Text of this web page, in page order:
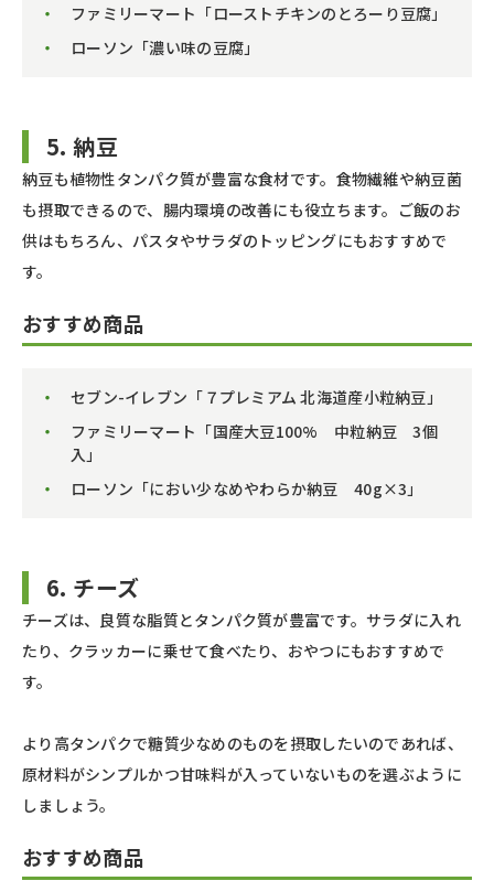
ファミリーマート「ローストチキンのとろーり豆腐」
ローソン「濃い味の豆腐」
5. 納豆
納豆も植物性タンパク質が豊富な食材です。食物繊維や納豆菌
も摂取できるので、腸内環境の改善にも役立ちます。ご飯のお
供はもちろん、パスタやサラダのトッピングにもおすすめで
す。
おすすめ商品
セブン-イレブン「７プレミアム 北海道産小粒納豆」
ファミリーマート「国産大豆100% 中粒納豆 3個
入」
ローソン「におい少なめやわらか納豆 40g×3」
6. チーズ
チーズは、良質な脂質とタンパク質が豊富です。サラダに入れ
たり、クラッカーに乗せて食べたり、おやつにもおすすめで
す。
より高タンパクで糖質少なめのものを摂取したいのであれば、
原材料がシンプルかつ甘味料が入っていないものを選ぶように
しましょう。
おすすめ商品